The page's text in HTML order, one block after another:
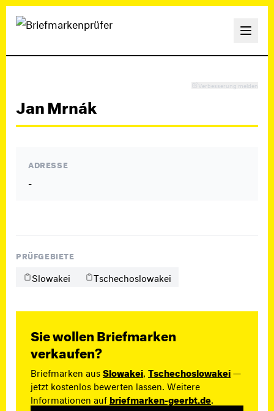
Verbesserung melden
Jan Mrnák
ADRESSE
-
PRÜFGEBIETE
Slowakei Tschechoslowakei
Sie wollen Briefmarken
verkaufen?
Briefmarken ausSlowakei Tschechoslowakei—
jetzt kostenlos bewerten lassen. Weitere
Informationen aufbriefmarken-geerbt.de